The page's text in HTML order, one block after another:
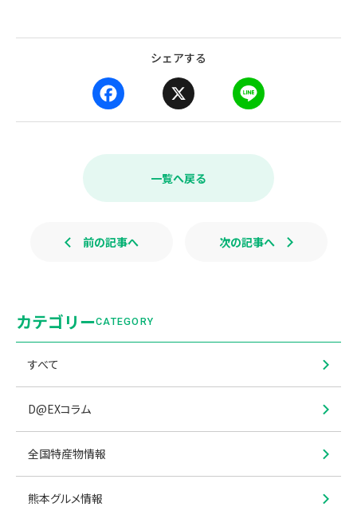
シェアする
a
e
k
i
e
一覧へ戻る
前の記事へ 次の記事へ
カテゴリーCATEGORY
すべて
D@EXコラム
全国特産物情報
熊本グルメ情報